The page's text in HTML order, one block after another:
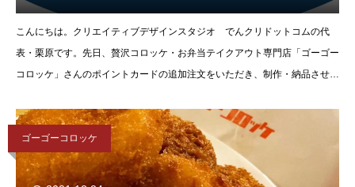
んのポイントカードを制作・納品させて
いただきました。
こんにちは。クリエイティブデザインスタジオ でんクリドットコムの代
表・栗原です。先日、贅沢コロッケ・お弁当テイクアウト専門店「ゴーゴー
コロッケ」さんのポイントカードの追加注文をいただき、制作・納品させて
ゴーゴーコロッケ